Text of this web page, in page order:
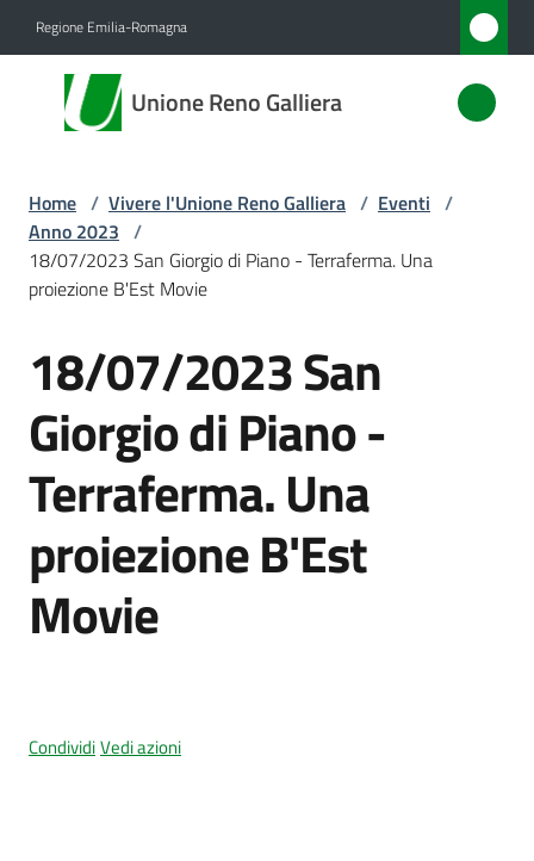
Regione Emilia-Romagna
Unione Reno Galliera
Unione
Reno
Amministrazione
Servizi
Vivere
l'Unione
Menu selezionato
Amministrazione
gli
Home / Vivere l'Unione Reno Galliera / Eventi /
Anno 2023 /
18/07/2023 San Giorgio di Piano - Terraferma. Una
proiezione B'Est Movie
Salta al contenuto
18/07/2023 San
Giorgio di Piano -
Terraferma. Una
proiezione B'Est
Movie
CondividiVedi azioni